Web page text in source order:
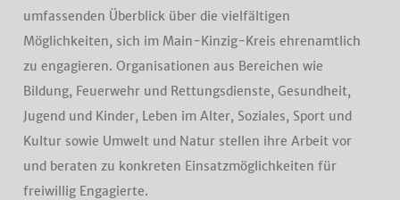
umfassenden Überblick über die vielfältigen
Möglichkeiten, sich im Main-Kinzig-Kreis ehrenamtlich
zu engagieren. Organisationen aus Bereichen wie
Bildung, Feuerwehr und Rettungsdienste, Gesundheit,
Jugend und Kinder, Leben im Alter, Soziales, Sport und
Kultur sowie Umwelt und Natur stellen ihre Arbeit vor
und beraten zu konkreten Einsatzmöglichkeiten für
freiwillig Engagierte.